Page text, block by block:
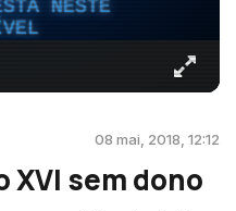
NESTE
08 mai, 2018, 12:12
XVI sem dono